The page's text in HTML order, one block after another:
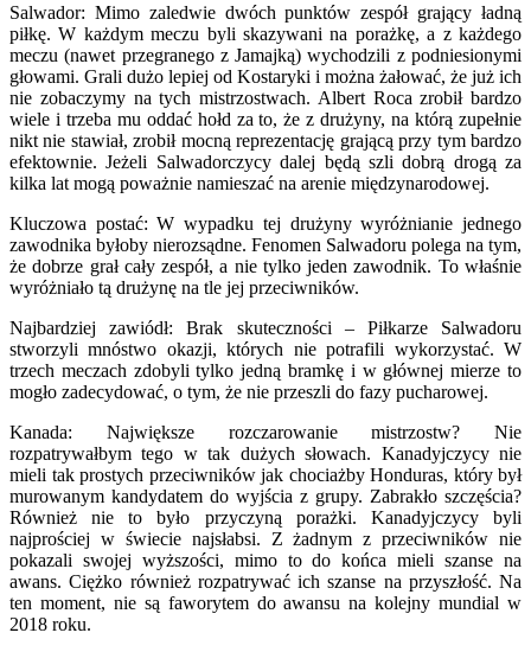
Salwador: Mimo zaledwie dwóch punktów zespół grający ładną
piłkę. W każdym meczu byli skazywani na porażkę, a z każdego
meczu (nawet przegranego z Jamajką) wychodzili z podniesionymi
głowami. Grali dużo lepiej od Kostaryki i można żałować, że już ich
nie zobaczymy na tych mistrzostwach. Albert Roca zrobił bardzo
wiele i trzeba mu oddać hołd za to, że z drużyny, na którą zupełnie
nikt nie stawiał, zrobił mocną reprezentację grającą przy tym bardzo
efektownie. Jeżeli Salwadorczycy dalej będą szli dobrą drogą za
kilka lat mogą poważnie namieszać na arenie międzynarodowej.
Kluczowa postać: W wypadku tej drużyny wyróżnianie jednego
zawodnika byłoby nierozsądne. Fenomen Salwadoru polega na tym,
że dobrze grał cały zespół, a nie tylko jeden zawodnik. To właśnie
wyróżniało tą drużynę na tle jej przeciwników.
Najbardziej zawiódł: Brak skuteczności – Piłkarze Salwadoru
stworzyli mnóstwo okazji, których nie potrafili wykorzystać. W
trzech meczach zdobyli tylko jedną bramkę i w głównej mierze to
mogło zadecydować, o tym, że nie przeszli do fazy pucharowej.
Kanada: Największe rozczarowanie mistrzostw? Nie
rozpatrywałbym tego w tak dużych słowach. Kanadyjczycy nie
mieli tak prostych przeciwników jak chociażby Honduras, który był
murowanym kandydatem do wyjścia z grupy. Zabrakło szczęścia?
Również nie to było przyczyną porażki. Kanadyjczycy byli
najprościej w świecie najsłabsi. Z żadnym z przeciwników nie
pokazali swojej wyższości, mimo to do końca mieli szanse na
awans. Ciężko również rozpatrywać ich szanse na przyszłość. Na
ten moment, nie są faworytem do awansu na kolejny mundial w
2018 roku.